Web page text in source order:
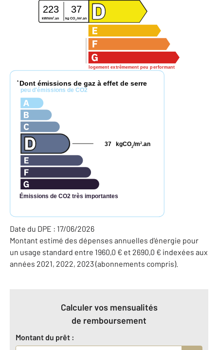
logement extrêmement peu performant
223 37
kWh/m2.an kg CO2 /m2 .an
* Dont émissions de gaz à effet de serre
peu d'émissions de CO2
Émissions de CO2 très importantes
kgCO2/m2.an
37
Date du DPE : 17/06/2026
Montant estimé des dépenses annuelles d'énergie pour
un usage standard entre 1960,0 € et 2690,0 € indexées aux
années 2021, 2022, 2023 (abonnements compris).
Calculer vos mensualités
de remboursement
Montant du prêt :